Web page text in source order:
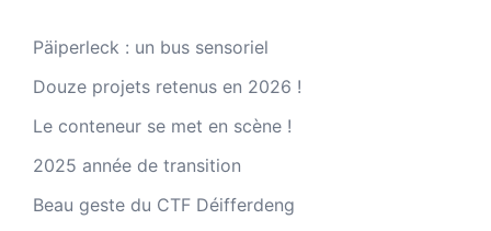
Päiperleck : un bus sensoriel
Douze projets retenus en 2026 !
Le conteneur se met en scène !
2025 année de transition
Beau geste du CTF Déifferdeng